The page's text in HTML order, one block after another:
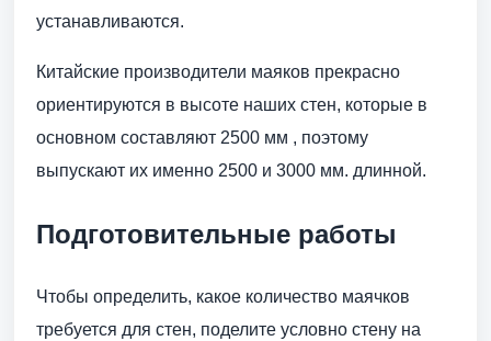
устанавливаются.
Китайские производители маяков прекрасно
ориентируются в высоте наших стен, которые в
основном составляют 2500 мм , поэтому
выпускают их именно 2500 и 3000 мм. длинной.
Подготовительные работы
Чтобы определить, какое количество маячков
требуется для стен, поделите условно стену на